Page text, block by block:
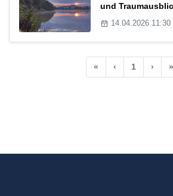
und
14.04.2026 11:30
« ‹ 1 › »